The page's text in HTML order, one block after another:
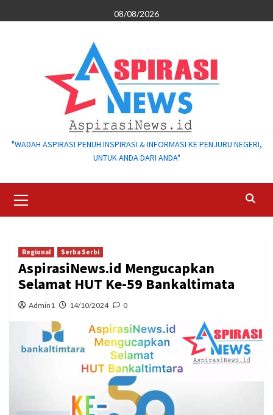
to
08/08/2026
"WADAH ASPIRASI PENUH INSPIRASI & INFORMASI KE PENJURU NEGERI,
UNTUK ANDA DARI ANDA"
Menu
Regional Serba Serbi
AspirasiNews.id Mengucapkan
Selamat HUT Ke-59 Bankaltimata
Admin1 14/10/2024 0